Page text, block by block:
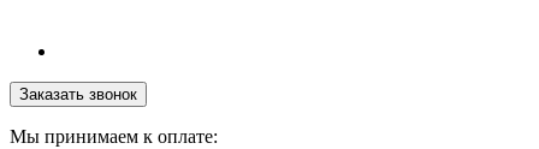
Заказать звонок
Мы принимаем к оплате: